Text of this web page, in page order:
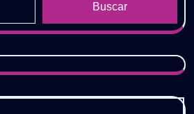
Buscar